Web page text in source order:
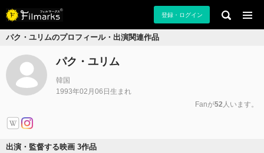
登録・ログイン
パク・ユリムのプロフィール・出演関連作品
パク・ユリム
韓国
1993年02月06日生まれ
Fanが52 人います。
出演・監督する映画 3作品